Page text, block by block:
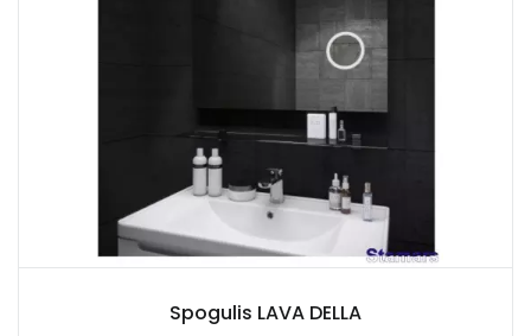
Spogulis LAVA DELLA